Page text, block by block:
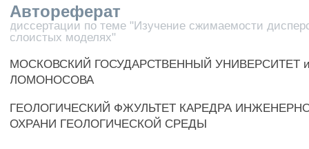
Автореферат
диссертации по теме "Изучение сжимаемости
слоистых моделях"
МОСКОВСКИЙ ГОСУДАРСТВЕННЫЙ УНИВЕРСИТЕТ
ЛОМОНОСОВА
ГЕОЛОГИЧЕСКИЙ ФЖУЛЬТЕТ КАРЕДРА
ОХРАНИ ГЕОЛОГИЧЕСКОЙ СРЕДЫ